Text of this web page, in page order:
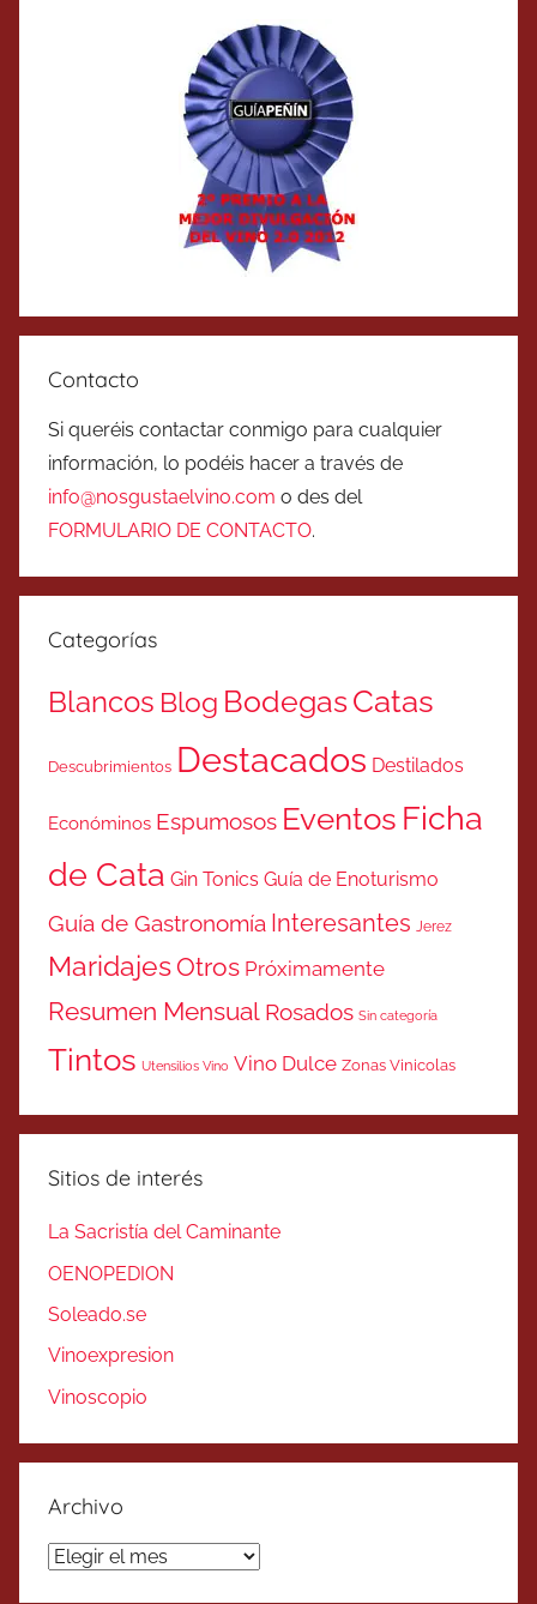
Contacto
Si queréis contactar conmigo para cualquier
información, lo podéis hacer a través de
info@nosgustaelvino.com o des del
FORMULARIO DE CONTACTO.
Categorías
Blancos Blog BodegasCatas
Descubrimientos Destacados Destilados
Económinos Espumosos Eventos Ficha
de Cata Gin Tonics Guía de Enoturismo
Guía de Gastronomía Interesantes Jerez
MaridajesOtros Próximamente
Resumen Mensual Rosados Sin categoría
Tintos Utensilios Vino Vino Dulce Zonas Vinicolas
Sitios de interés
La Sacristía del Caminante
OENOPEDION
Soleado.se
Vinoexpresion
Vinoscopio
Archivo
Archivo